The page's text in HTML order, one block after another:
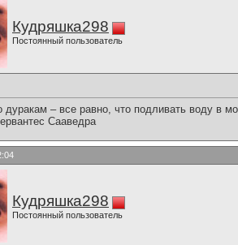
Кудряшка298
Постоянный пользователь
дуракам – все равно, что подливать воду в
Сааведра
Кудряшка298
Постоянный пользователь